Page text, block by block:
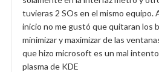
tuvieras 2 SOs en el mismo equipo.
inicio no me gustó que quitaran los
minimizar y maximizar de las
que hizo microsoft es un mal
plasma de KDE